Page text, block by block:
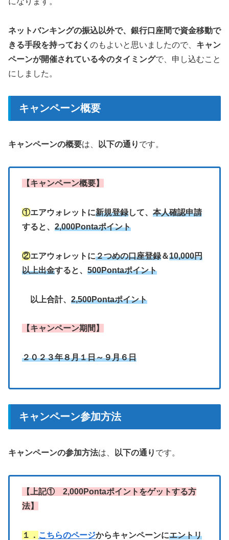
ネットバンキングの振込以外で、銀行口座間で資金移動で
きる手段を持っておく のもよいと思いましたので、 キャン
ペーンが開催されている今のタイミングで、申し込むこと
にしました。
キャンペーン概要
キャンペーンの概要は、 以下の通り です。
【キャンペーン概要】
①エアウォレットに新規登録して、 本人確認申請
すると、 2,000Pontaポイント
②エアウォレットに２つめの口座登録＆10,000円
以上出金すると、 500Pontaポイント
以上合計、 2,500Pontaポイント
【キャンペーン期間】
２０２３年８月１日～９月６日
キャンペーン参加方法
キャンペーンの参加方法は、 以下の通り です。
【上記① 2,000Pontaポイントをゲットする方
法】
１． こちらのページからキャンペーンにエントリ